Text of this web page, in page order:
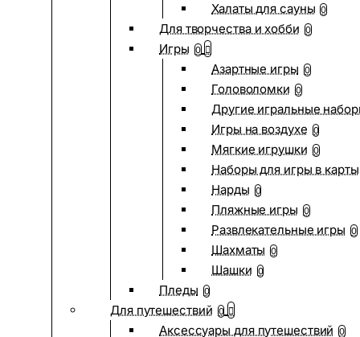
Халаты для сауны 0
Для творчества и хобби 0
Игры 0
Азартные игры 0
Головоломки 0
Другие игральные
Игры на воздухе 0
Мягкие игрушки 0
Наборы для игры в карты
Нарды 0
Пляжные игры 0
Развлекательные игры 0
Шахматы 0
Шашки 0
Пледы 0
Для путешествий 0
Аксессуары для путешествий 0